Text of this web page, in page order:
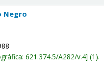
Negro
621.374.5/A282/v.4 (1).